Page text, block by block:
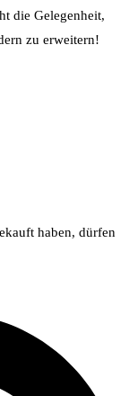
die Gelegenheit,
zu erweitern!
haben, dürfen